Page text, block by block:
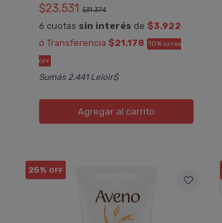
$23.531 $31.374
6 cuotas sin interés de $3.922
ó Transferencia $21.178 10% EXTRA
OFF
Sumás 2.441 Leloir$
Agregar al carrito
25% OFF